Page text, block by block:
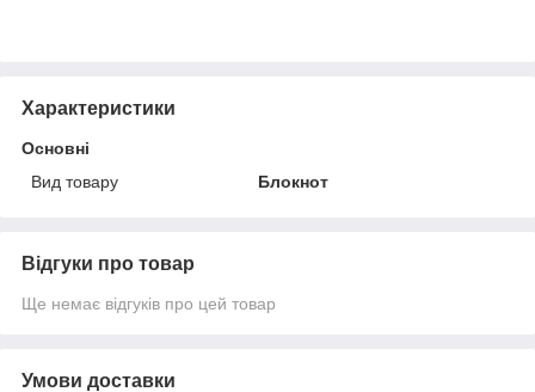
Характеристики
Основні
Вид товару
Блокнот
Відгуки про товар
Ще немає відгуків про цей товар
Умови доставки